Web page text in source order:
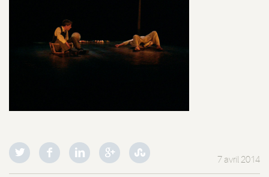
7 avril 2014